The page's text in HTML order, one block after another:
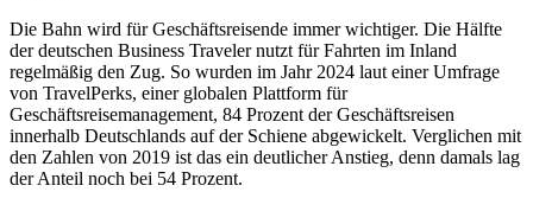
Die Bahn wird für Geschäftsreisende immer wichtiger. Die Hälfte
der deutschen Business Traveler nutzt für Fahrten im Inland
regelmäßig den Zug. So wurden im Jahr 2024 laut einer Umfrage
von TravelPerks, einer globalen Plattform für
Geschäftsreisemanagement, 84 Prozent der Geschäftsreisen
innerhalb Deutschlands auf der Schiene abgewickelt. Verglichen mit
den Zahlen von 2019 ist das ein deutlicher Anstieg, denn damals lag
der Anteil noch bei 54 Prozent.